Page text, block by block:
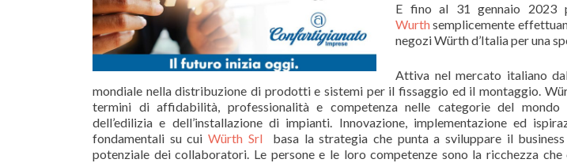
E fino al 31 gennaio 2023
Wurthsemplicemente
negozi Würth d’Italia per una
Attiva nel mercato italiano
mondiale nella distribuzione di prodotti e sistemi per il fissaggio ed il montaggio.
termini di affidabilità, professionalità e competenza nelle categorie del mondo
dell’edilizia e dell’installazione di impianti. Innovazione, implementazione ed
fondamentali su cui Würth Srl
basa la strategia che punta a sviluppare il
potenziale dei collaboratori. Le persone e le loro competenze sono la ricchezza